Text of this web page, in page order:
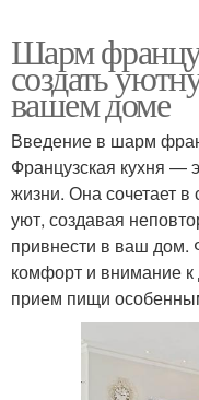
Шарм
создать
вашем доме
Введение в шарм
Французская кухня —
жизни. Она сочетает в
уют, создавая
привнести в ваш дом.
комфорт и внимание
прием пищи